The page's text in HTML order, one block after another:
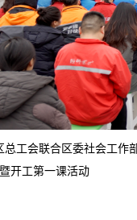
总工会联合区委社会工
开工第一课活动